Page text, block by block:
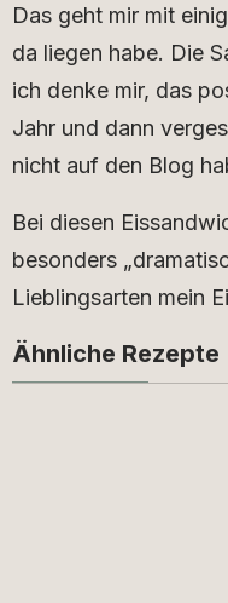
Das geht mir mit
da liegen habe. Die
ich denke mir, das
Jahr und dann
nicht auf den Blog
Bei diesen
besonders
Lieblingsarten mein
Ähnliche Rezepte